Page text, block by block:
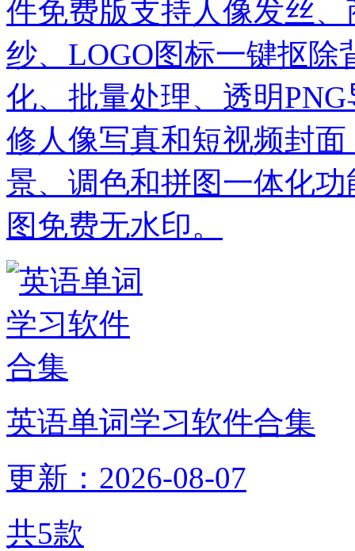
件免费版支持人像发丝
纱、LOGO图标一键抠
化、批量处理、透明
修人像写真和短视频封
景、调色和拼图一体化
图免费无水印。
英语单词学习软件合集
更新：2026-08-07
共5款